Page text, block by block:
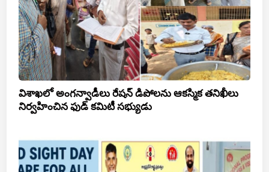
విశాఖలో అంగన్వాడీలు రేషన్ డిపోలను ఆకస్మిక తనిఖీలు
నిర్వహించిన ఫుడ్ కమిటీ సభ్యుడు